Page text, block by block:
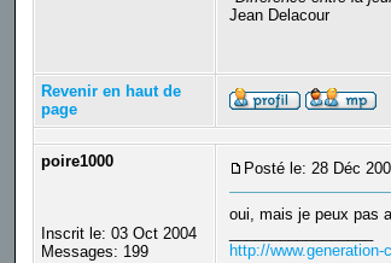
Jean Delacour
Revenir en haut de
page
poire1000
Inscrit le: 03 Oct 2004
Messages: 199
Posté le: 28 Déc
oui, mais je peux pas
http://www.generation-